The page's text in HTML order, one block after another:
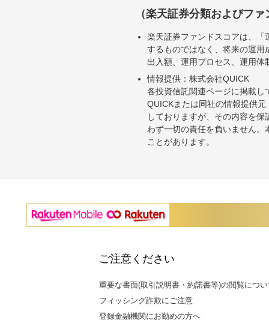
（楽天証券分類およびフ
楽天証券ファンドスコアは、
するものではなく、将来の運
出入額、運用プロセス、運用
情報提供：株式会社QUICK
各投資信託関連ページに掲載
QUICKまたは同社の情報提供
しておりますが、その内容を
わず一切の責任を負いません
ことがあります。
ご注意ください
重要な書面(取引説明書・約諾書等)の閲覧につ
フィッシング詐欺にご注意
登録金融機関にお勤めの方へ